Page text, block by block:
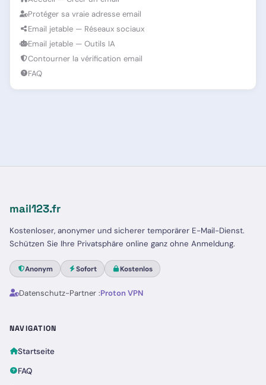
Protéger sa vraie adresse email
Email jetable — Réseaux sociaux
Email jetable — Outils IA
Contourner la vérification email
FAQ
mail123.fr
Kostenloser, anonymer und sicherer temporärer E-Mail-Dienst.
Schützen Sie Ihre Privatsphäre online ganz ohne Anmeldung.
Anonym Sofort Kostenlos
Datenschutz-Partner :Proton VPN
NAVIGATION
Startseite
FAQ